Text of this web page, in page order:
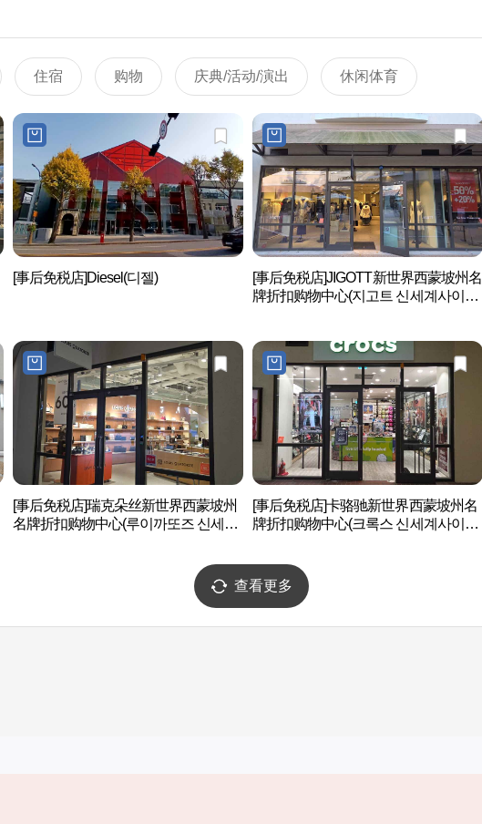
住宿 购物 庆典/活动/演出 休闲体育
[事后免税店]Diesel(디젤)
[事后免税店]JIGOTT新世界西蒙坡州名
牌折扣购物中心(지고트 신세계사이먼
[事后免税店]瑞克朵丝新世界西蒙坡州
名牌折扣购物中心(루이까또즈 신세계
[事后免税店]卡骆驰新世界西蒙坡州名
牌折扣购物中心(크록스 신세계사이먼
查看更多